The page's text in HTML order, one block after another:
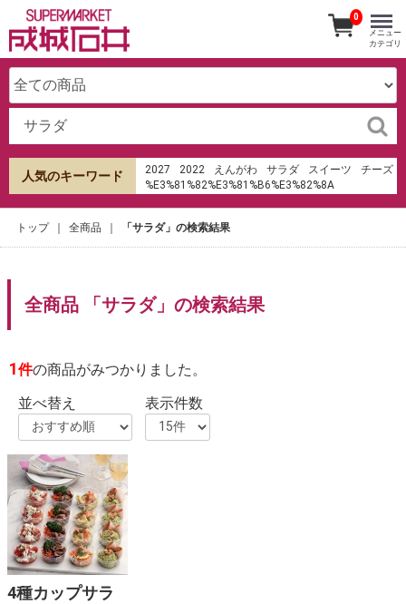
人気のキーワード 2027 2022 えんがわ サラダ スイーツ
チーズ
%E3%81%82%E3%81%B6%E3%82%8A
hu%E1%BB%B7 sms th%E1%BA%BB t%C3%ADn
d%E1%BB%A5ng shb
キムチ
0
メニュー
カテゴリ
トップ 全商品 「サラダ」の検索結果
全商品 「サラダ」の検索結果
1件の商品がみつかりました。
並べ替え
表示件数
4種カップサラ